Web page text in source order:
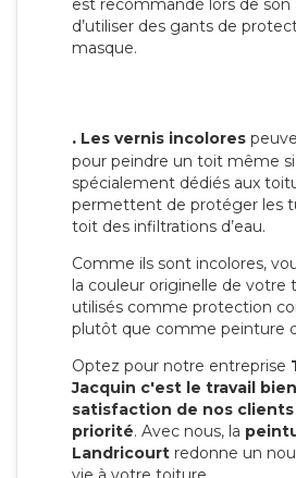
est recommandé lors de son
d’utiliser des gants de
masque.
. Les vernis incolores
pour peindre un toit même
spécialement dédiés aux
permettent de protéger les
toit des infiltrations d’eau.
Comme ils sont incolores,
la couleur originelle de votre
utilisés comme protection
plutôt que comme peinture
Optez pour notre entreprise
Jacquin c'est le travail
satisfaction de nos
priorité. Avec nous, la
Landricourt redonne un